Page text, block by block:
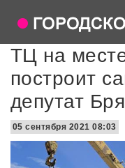
ТЦ на
построит
депутат
05 сентября 2021 08:03